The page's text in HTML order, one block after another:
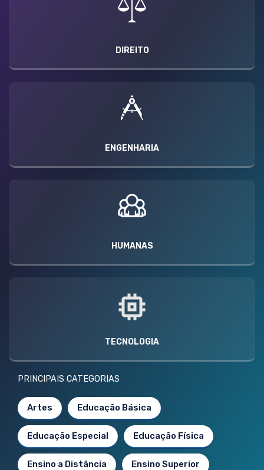
DIREITO
ENGENHARIA
HUMANAS
TECNOLOGIA
PRINCIPAIS CATEGORIAS
Artes Educação Básica
Educação Especial Educação Física
Ensino a Distância Ensino Superior